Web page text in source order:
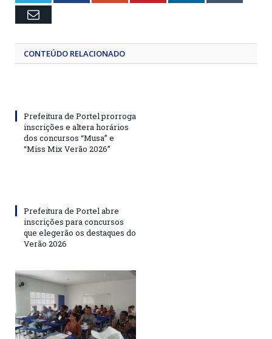
Email
CONTEÚDO RELACIONADO
Prefeitura de Portel prorroga
inscrições e altera horários
dos concursos “Musa” e
“Miss Mix Verão 2026”
Prefeitura de Portel abre
inscrições para concursos
que elegerão os destaques do
Verão 2026